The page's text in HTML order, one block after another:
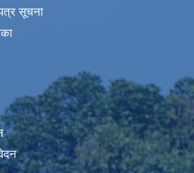
सूचना